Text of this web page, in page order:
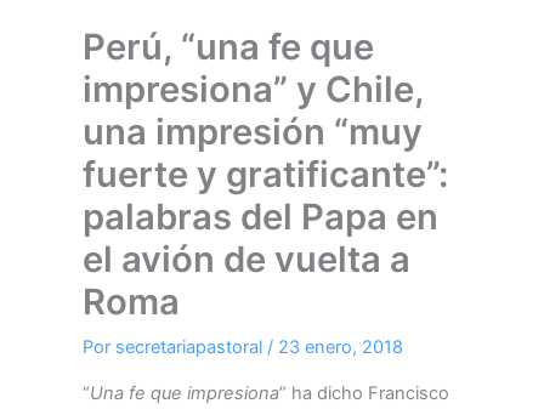
Perú, “una fe que
impresiona” y Chile,
una impresión “muy
fuerte y gratificante”:
palabras del Papa en
el avión de vuelta a
Roma
Por secretariapastoral / 23 enero, 2018
“Una fe que impresiona” ha dicho Francisco